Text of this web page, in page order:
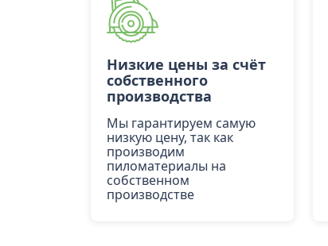
Низкие цены за счёт
собственного
производства
Мы гарантируем самую
низкую цену, так как
производим
пиломатериалы на
собственном
производстве